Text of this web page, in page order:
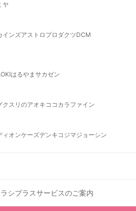
ヤ
インズアストロプロダクツDCM
はるやま サカゼン
クスリのアオキ ココカラファイン
ィオンケーズデンキ コジマジョーシン
シプラスサービスのご案内